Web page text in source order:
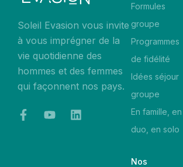
Soleil Evasion vous invite
à vous imprégner de la
vie quotidienne des
hommes et des femmes
qui façonnent nos pays.
Formules
groupe
Programmes
de fidélité
Idées séjour
groupe
En famille, en
duo, en solo
Nos